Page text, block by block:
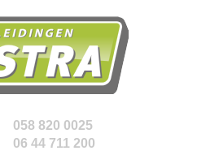
058 820 0025
06 44 711 200